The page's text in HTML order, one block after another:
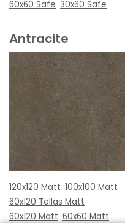
60x60 Safe 30x60 Safe
Antracite
120x120 Matt 100x100 Matt
60x120 Tellas Matt
60x120 Matt 60x60 Matt